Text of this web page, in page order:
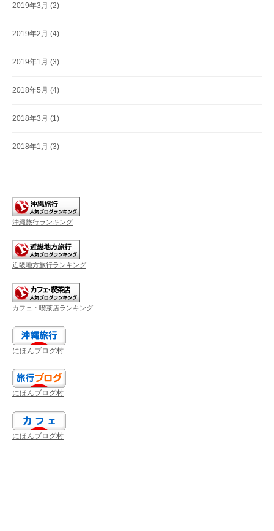
2019年3月 (2)
2019年2月 (4)
2019年1月 (3)
2018年5月 (4)
2018年3月 (1)
2018年1月 (3)
沖縄旅行ランキング
近畿地方旅行ランキング
カフェ・喫茶店ランキング
にほんブログ村
にほんブログ村
にほんブログ村